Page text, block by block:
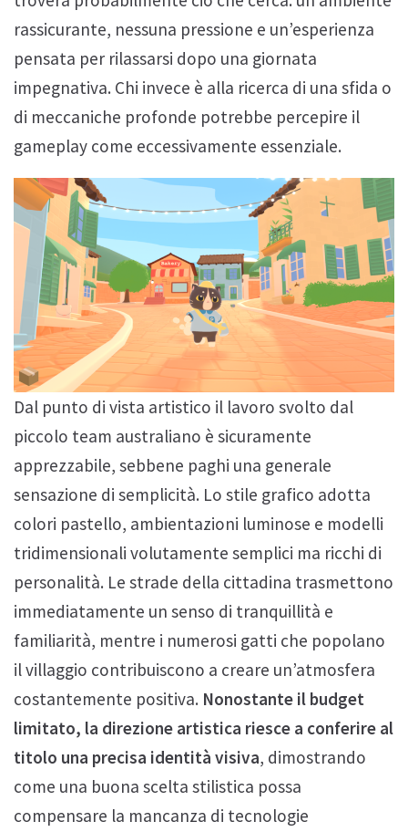
rassicurante, nessuna pressione e un’esperienza
pensata per rilassarsi dopo una giornata
impegnativa. Chi invece è alla ricerca di una sfida o
di meccaniche profonde potrebbe percepire il
gameplay come eccessivamente essenziale.
Dal punto di vista artistico il lavoro svolto dal
piccolo team australiano è sicuramente
apprezzabile, sebbene paghi una generale
sensazione di semplicità. Lo stile grafico adotta
colori pastello, ambientazioni luminose e modelli
tridimensionali volutamente semplici ma ricchi di
personalità. Le strade della cittadina trasmettono
immediatamente un senso di tranquillità e
familiarità, mentre i numerosi gatti che popolano
il villaggio contribuiscono a creare un’atmosfera
costantemente positiva. Nonostante il budget
limitato, la direzione artistica riesce a conferire al
titolo una precisa identità visiva, dimostrando
come una buona scelta stilistica possa
compensare la mancanza di tecnologie